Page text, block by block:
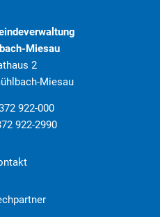
Miesau
2
Miesau
922-000
922-2990